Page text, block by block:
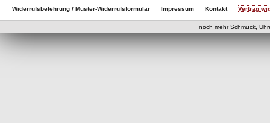
Widerrufsbelehrung / Muster-Widerrufsformular
Impressum Kontakt Vertrag
noch mehr Schmuck,
eCommerce